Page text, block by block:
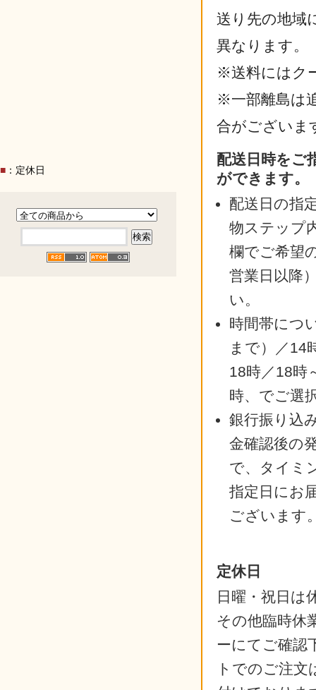
送り先の地域
異なります。
※送料にはク
※一部離島は
合がございま
配送日時をご
ができます。
配送日の指
物ステップ
欄でご希望
営業日以降
い。
時間帯につ
まで）／14
18時／18時
時、でご選
銀行振り込
金確認後の
で、タイミ
指定日にお
ございます
定休日
日曜・祝日は
その他臨時休
ーにてご確認
トでのご注文
■ ：定休日